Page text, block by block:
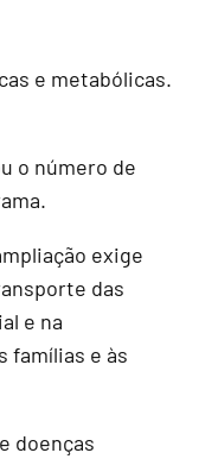
e metabólicas.
o número de
exige
das
e na
famílias e às
doenças